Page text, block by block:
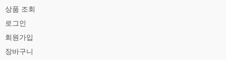
상품 조회
로그인
회원가입
장바구니